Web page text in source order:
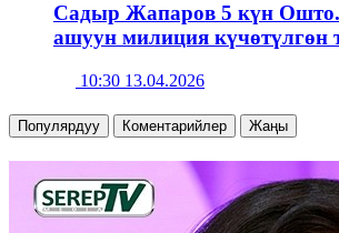
Садыр Жапаров 5 күн
ашуун милиция күчөтүлгөн
10:30 13.04.2026
Популярдуу Коментарийлер Жаңы